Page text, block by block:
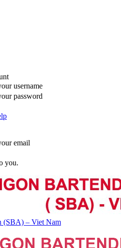
username
password
email
you.
(SBA) – Viet Nam